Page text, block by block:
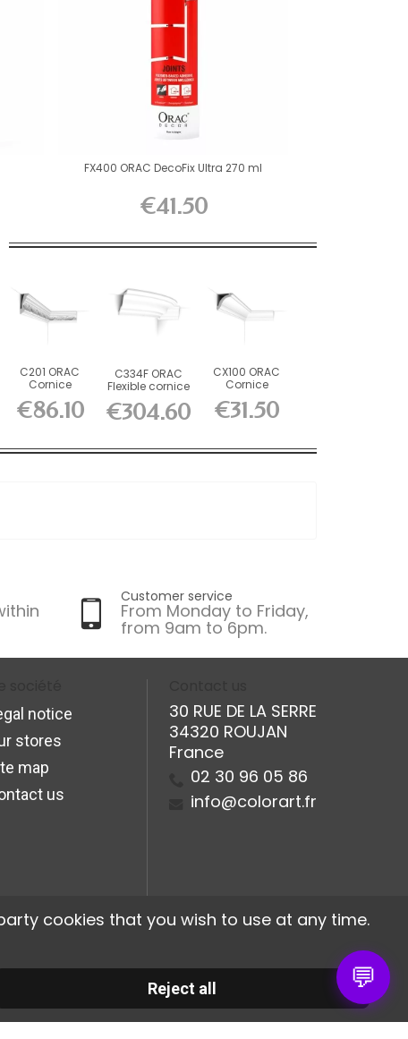
FX400 ORAC DecoFix Ultra 270 ml
€41.50
C201 ORAC
Cornice
x H11.6 x...
€86.10
C334F ORAC
Flexible cornice
€304.60
CX100 ORAC
Cornice
x H6.9 x...
€31.50
Customer service
From Monday to Friday,
from 9am to 6pm.
notice
stores
map
us
30 RUE DE LA SERRE
34320 ROUJAN
France
02 30 96 05 86
info@colorart.fr
💬
cookies that you wish to use at any time.
Reject all